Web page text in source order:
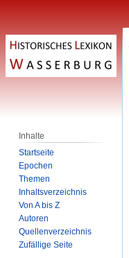
Inhalte
Startseite
Epochen
Themen
Inhaltsverzeichnis
Von A bis Z
Autoren
Quellenverzeichnis
Zufällige Seite